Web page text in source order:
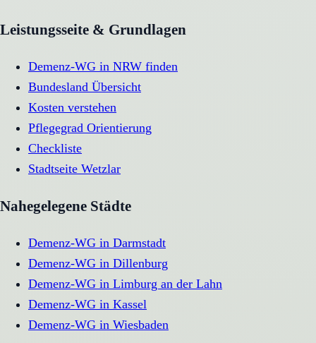
Leistungsseite & Grundlagen
Demenz-WG in NRW finden
Bundesland Übersicht
Kosten verstehen
Pflegegrad Orientierung
Checkliste
Stadtseite Wetzlar
Nahegelegene Städte
Demenz-WG in Darmstadt
Demenz-WG in Dillenburg
Demenz-WG in Limburg an der Lahn
Demenz-WG in Kassel
Demenz-WG in Wiesbaden